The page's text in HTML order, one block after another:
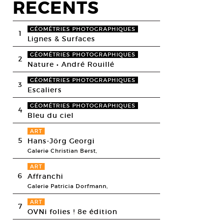
RECENTS
1 GÉOMÉTRIES PHOTOGRAPHIQUES
Lignes & Surfaces
2 GÉOMÉTRIES PHOTOGRAPHIQUES
Nature • André Rouillé
3 GÉOMÉTRIES PHOTOGRAPHIQUES
Escaliers
4 GÉOMÉTRIES PHOTOGRAPHIQUES
Bleu du ciel
5
ART
Hans-Jörg Georgi
Galerie Christian Berst,
6
ART
Affranchi
Galerie Patricia Dorfmann,
7 ART
OVNi folies ! 8e édition